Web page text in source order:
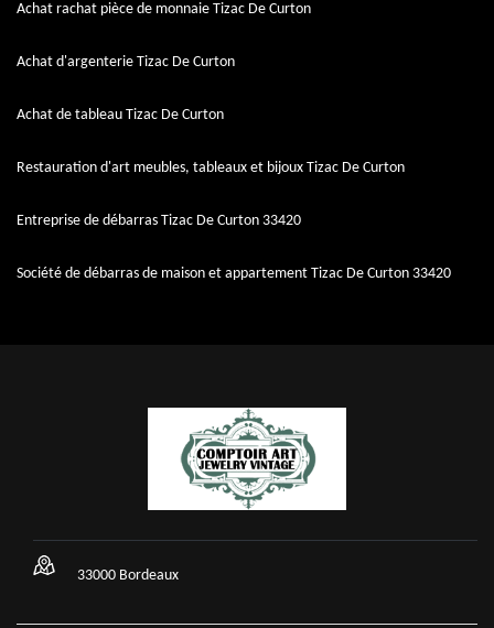
Achat rachat pièce de monnaie Tizac De Curton
Achat d'argenterie Tizac De Curton
Achat de tableau Tizac De Curton
Restauration d'art meubles, tableaux et bijoux Tizac De Curton
Entreprise de débarras Tizac De Curton 33420
Société de débarras de maison et appartement Tizac De Curton 33420
33000 Bordeaux